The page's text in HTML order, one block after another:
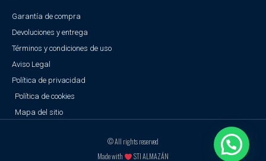
Garantía de compra
Devoluciones y entrega
Términos y condiciones de uso
Aviso Legal
Política de privacidad
Política de cookies
Mapa del sitio
© All rights reserved
Made with
STI ALMAZÁN